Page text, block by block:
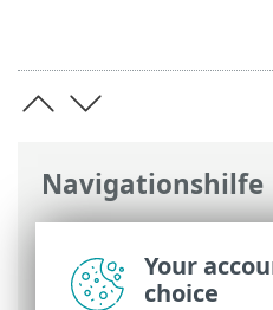
Navigationshilfe
ESET Online-Hilfe>
for Linux
>Übersicht
& Patch Management
Your
choice